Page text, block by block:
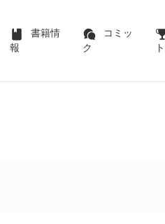
書籍情
報
コミッ
ク
ト